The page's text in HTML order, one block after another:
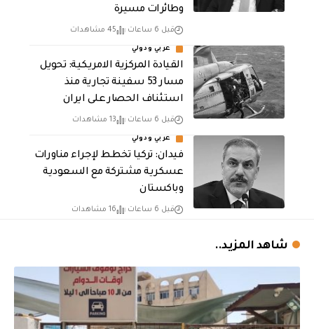
وطائرات مسيرة
قبل 6 ساعات 45 مشاهدات
عربي ودولي
القيادة المركزية الامريكية: تحويل
مسار 53 سفينة تجارية منذ
استئناف الحصار على ايران
قبل 6 ساعات 13 مشاهدات
عربي ودولي
فيدان: تركيا تخطط لإجراء مناورات
عسكرية مشتركة مع السعودية
وباكستان
قبل 6 ساعات 16 مشاهدات
شاهد المزيد..